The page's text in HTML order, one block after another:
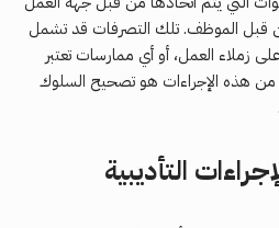
قبل الموظف. تلك التصرفات قد تشمل
زملاء العمل، أو أي ممارسات تعتبر
هذه الإجراءات هو تصحيح السلوك
التأديبية